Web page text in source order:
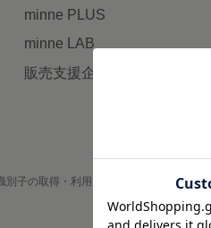
minne PLUS
minne LAB
販売支援企画・イベント
別子の取得・利用 プライバシーポリシー